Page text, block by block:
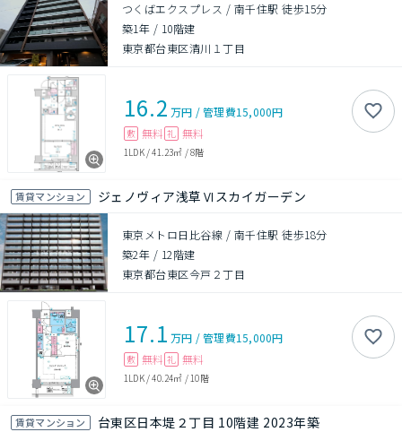
つくばエクスプレス / 南千住駅 徒歩15分
築1年 / 10階建
東京都台東区清川１丁目
16.2 万円 /管理費15,000円
敷 無料 礼 無料
1LDK/41.23㎡ /8階
賃貸マンション ジェノヴィア浅草Ⅵスカイガーデン
東京メトロ日比谷線 / 南千住駅 徒歩18分
築2年 / 12階建
東京都台東区今戸２丁目
17.1 万円 /管理費15,000円
敷 無料 礼 無料
1LDK/40.24㎡ / 10階
賃貸マンション 台東区日本堤２丁目 10階建 2023年築